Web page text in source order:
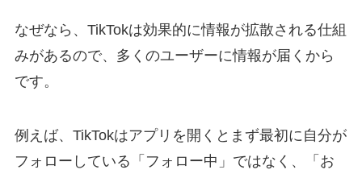
なぜなら、TikTokは効果的に情報が拡散される仕組
みがあるので、多くのユーザーに情報が届くから
です。
例えば、TikTokはアプリを開くとまず最初に自分が
フォローしている「フォロー中」ではなく、「お